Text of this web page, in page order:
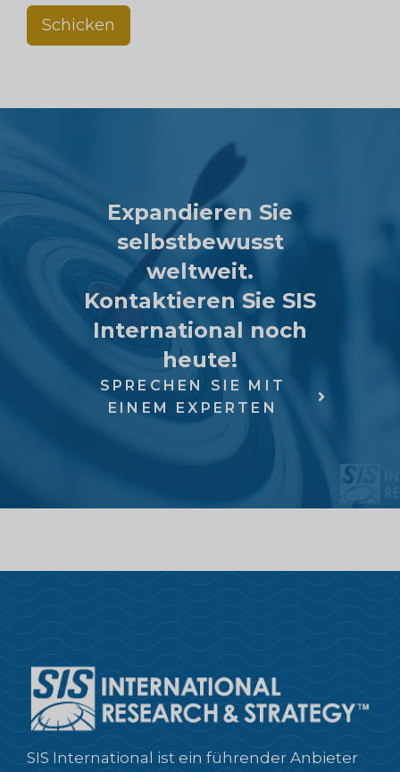
Schicken
Expandieren Sie
selbstbewusst
weltweit.
Kontaktieren Sie SIS
International noch
heute!
SPRECHEN SIE MIT
EINEM EXPERTEN
SIS International ist ein führender Anbieter